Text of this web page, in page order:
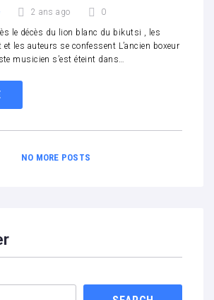
2 ans ago 0
le décès du lion blanc du bikutsi , les
et les auteurs se confessent L’ancien boxeur
musicien s’est éteint dans…
NO MORE POSTS